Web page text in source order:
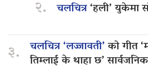
२. चलचित्र‘हली’ युकेमा
३. चलचित्र ‘लज्जावती’को गीत
तिम्लाई के थाहा छ’ सार्वजनिक